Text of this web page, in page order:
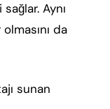
Aynı
da
sunan